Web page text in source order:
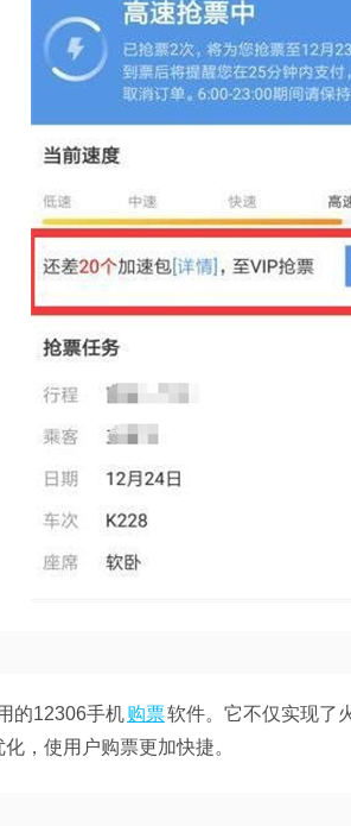
的12306手机购票软件。它不仅实现了
，使用户购票更加快捷。